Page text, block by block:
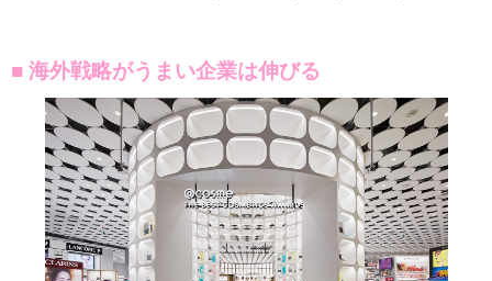
■ 海外戦略がうまい企業は伸びる